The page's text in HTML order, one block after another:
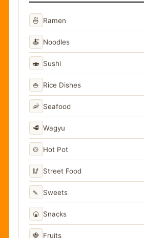
🍜 Ramen
🍝 Noodles
🍣 Sushi
🍚 Rice Dishes
🦐 Seafood
🥩 Wagyu
🍲 Hot Pot
🥢 Street Food
🍡 Sweets
🍘 Snacks
🍓 Fruits